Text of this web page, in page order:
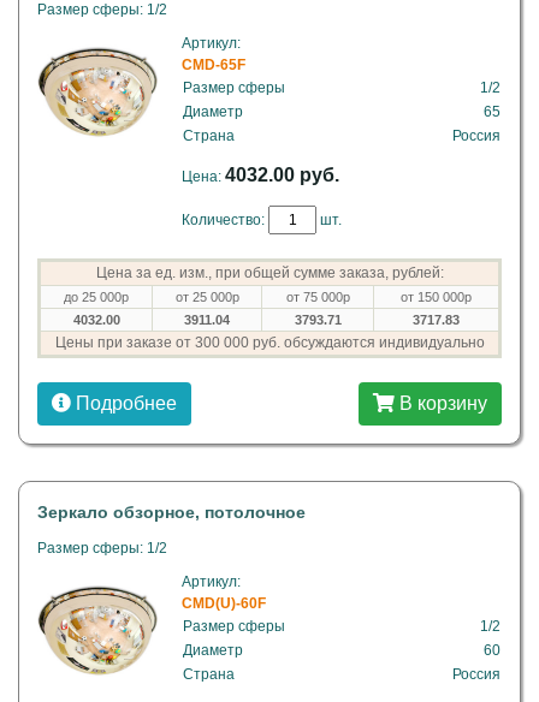
Размер сферы: 1/2
Артикул:
CMD-65F
Размер сферы
1/2
Диаметр
65
Страна
Россия
Цена: 4032.00 руб.
Количество: шт.
Цена за ед. изм., при общей сумме заказа, рублей:
до 25 000р от 25 000р от 75 000р
от 150 000р
4032.00
3911.04 3793.71 3717.83
Цены при заказе от 300 000 руб. обсуждаются индивидуально
Подробнее В корзину
Зеркало обзорное, потолочное
Размер сферы: 1/2
Артикул:
CMD(U)-60F
Размер сферы
1/2
Диаметр
60
Страна
Россия